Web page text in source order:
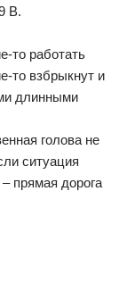
В.
то работать
то взбрыкнут и
длинными
голова не
ситуация
прямая дорога